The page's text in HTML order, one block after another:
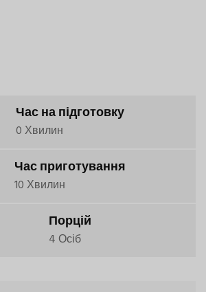
Час на підготовку
0 Хвилин
Час приготування
10 Хвилин
Порцій
4 Осіб